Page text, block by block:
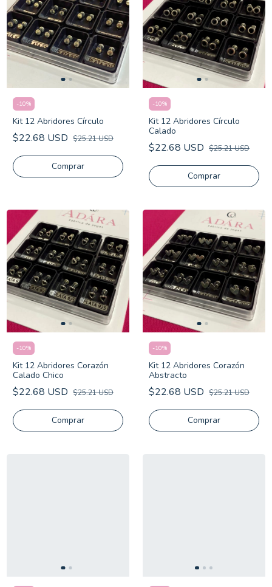
-10%
Kit 12 Abridores Círculo
$22.68 USD $25.21 USD
-10%
Kit 12 Abridores Círculo
Calado
$22.68 USD $25.21 USD
-10%
Kit 12 Abridores Corazón
Calado Chico
$22.68 USD $25.21 USD
-10%
Kit 12 Abridores Corazón
Abstracto
$22.68 USD $25.21 USD